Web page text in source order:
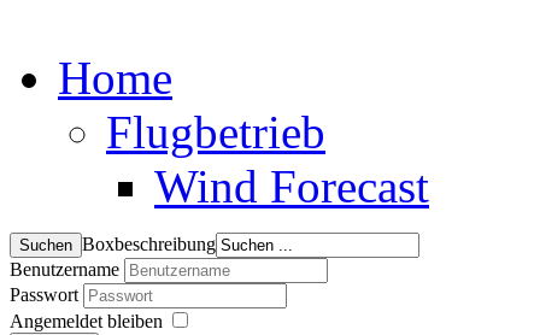
Home
Flugbetrieb
Wind Forecast
Boxbeschreibung
Benutzername
Passwort
Angemeldet bleiben